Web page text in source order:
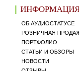
ОБ АУДИОСТАТУСЕ
РОЗНИЧНАЯ
ПОРТФОЛИО
СТАТЬИ И ОБЗОРЫ
НОВОСТИ